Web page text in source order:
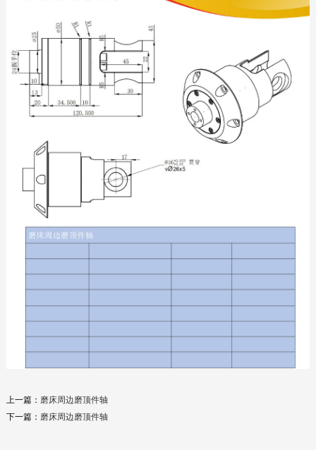
上一篇： 磨床周边磨顶件轴
下一篇： 磨床周边磨顶件轴